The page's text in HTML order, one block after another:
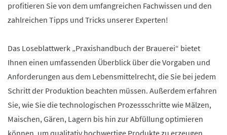
profitieren Sie von dem umfangreichen Fachwissen und den
zahlreichen Tipps und Tricks unserer Experten!
Das Loseblattwerk „Praxishandbuch der Brauerei“ bietet
Ihnen einen umfassenden Überblick über die Vorgaben und
Anforderungen aus dem Lebensmittelrecht, die Sie bei jedem
Schritt der Produktion beachten müssen. Außerdem erfahren
Sie, wie Sie die technologischen Prozessschritte wie Mälzen,
Maischen, Gären, Lagern bis hin zur Abfüllung optimieren
können, um qualitativ hochwertige Produkte zu erzeugen.